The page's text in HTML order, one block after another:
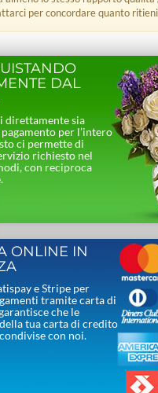
per concordare quanto
DAL
direttamente sia
per l’intero
ci permette di
richiesto nel
con reciproca
ONLINE IN
e Stripe per
tramite carta di
che le
tua carta di credito
con noi.